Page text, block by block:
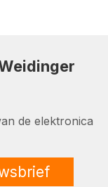
de elektronica